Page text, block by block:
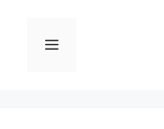
القائمة